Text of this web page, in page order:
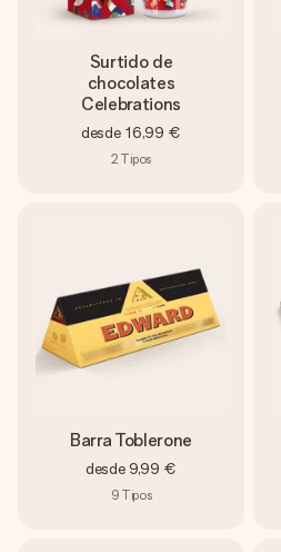
Surtido de
chocolates
Celebrations
desde 16,99 €
2 Tipos
Barra Toblerone
desde 9,99 €
9 Tipos